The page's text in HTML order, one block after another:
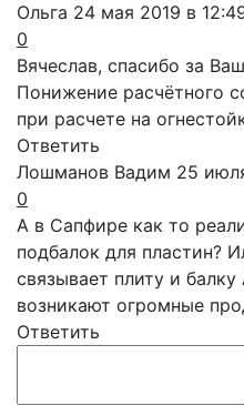
Ольга 24 мая 2019 в
0
Вячеслав, спасибо за
Понижение расчётного
при расчете на
Ответить
Лошманов Вадим 25
0
А в Сапфире как то
подбалок для пластин?
связывает плиту и
возникают огромные
Ответить